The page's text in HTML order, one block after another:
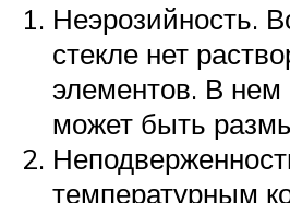
Неэрозийность.
стекле нет
элементов. В нем
может быть
температурным